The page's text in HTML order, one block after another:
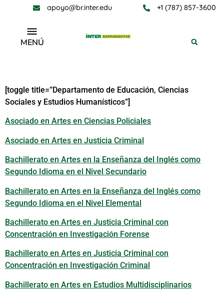
apoyo@br.inter.edu +1 (787) 857-3600
MENÚ
[toggle title=”Departamento de Educación, Ciencias
Sociales y Estudios Humanísticos”]
Asociado en Artes en Ciencias Policiales
Asociado en Artes en Justicia Criminal
Bachillerato en Artes en la Enseñanza del Inglés como
Segundo Idioma en el Nivel Secundario
Bachillerato en Artes en la Enseñanza del Inglés como
Segundo Idioma en el Nivel Elemental
Bachillerato en Artes en Justicia Criminal con
Concentración en Investigación Forense
Bachillerato en Artes en Justicia Criminal con
Concentración en Investigación Criminal
Bachillerato en Artes en Estudios Multidisciplinarios